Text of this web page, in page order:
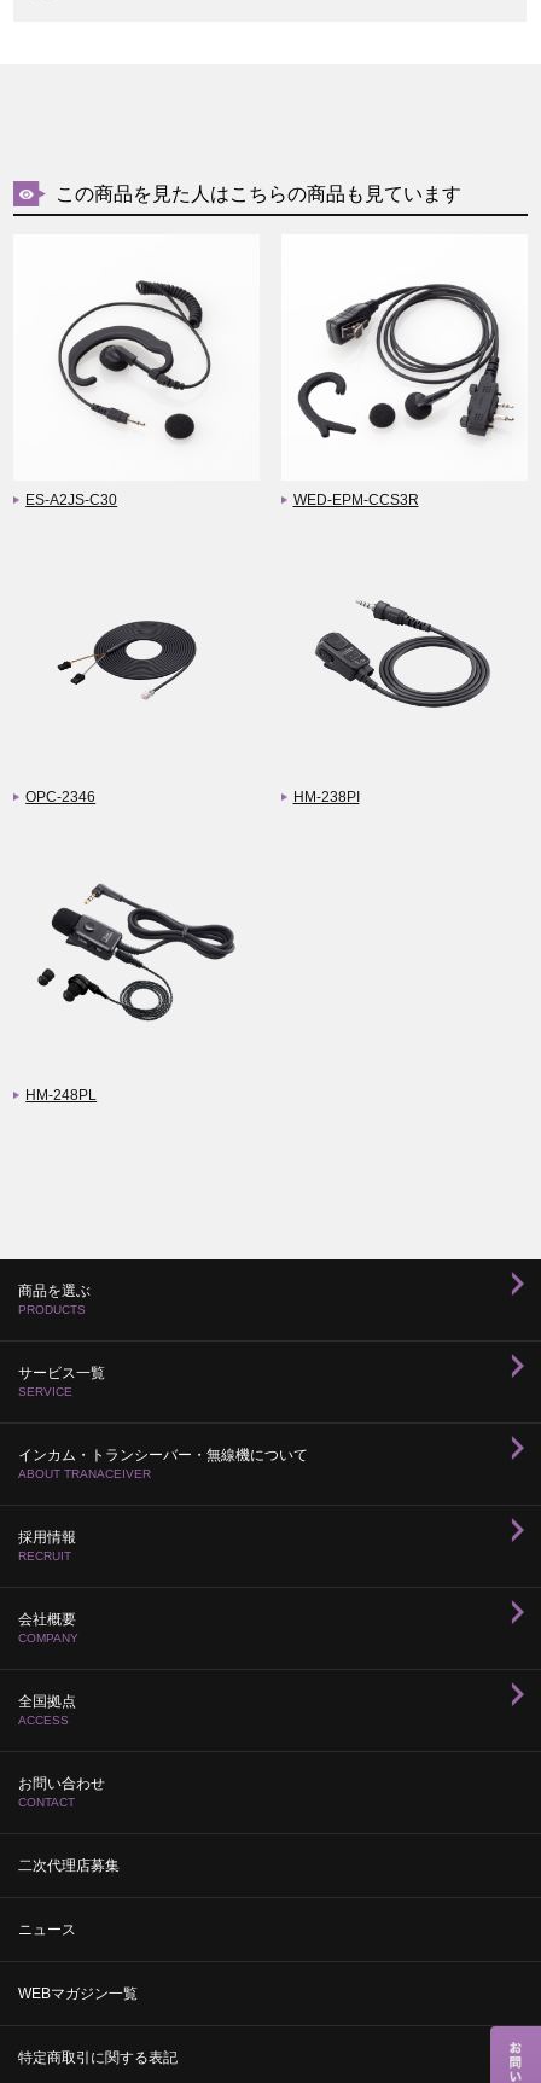
この商品を見た人はこちらの商品も見ています
ES-A2JS-C30 WED-EPM-CCS3R
OPC-2346 HM-238PI
HM-248PL
商品を選ぶ
PRODUCTS
サービス一覧
SERVICE
インカム・トランシーバー・無線機について
ABOUT TRANACEIVER
採用情報
RECRUIT
会社概要
COMPANY
全国拠点
ACCESS
お問い合わせ
CONTACT
二次代理店募集
ニュース
WEBマガジン一覧
特定商取引に関する表記